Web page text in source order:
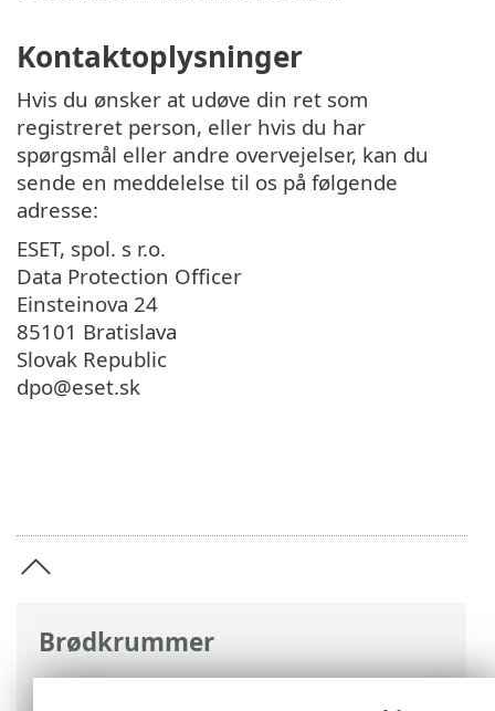
Brødkrummer
ESET-onlinehjælp>ESET Security
Kontaktoplysninger
Hvis du ønsker at udøve din ret som
registreret person, eller hvis du har
spørgsmål eller andre overvejelser, kan du
sende en meddelelse til os på følgende
adresse:
ESET, spol. s r.o.
Data Protection Officer
Einsteinova 24
85101 Bratislava
Slovak Republic
dpo@eset.sk